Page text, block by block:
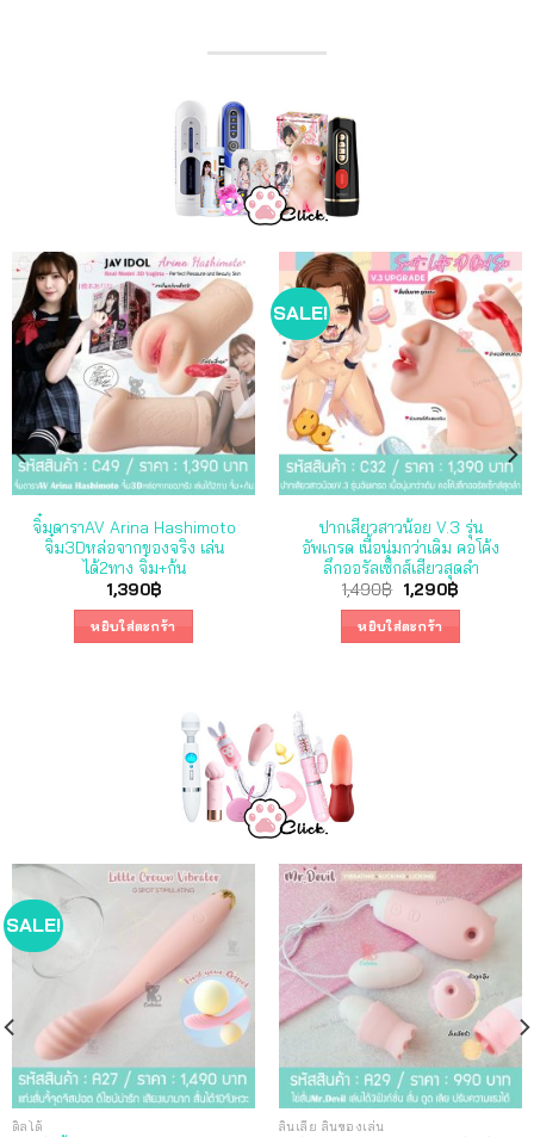
ไข่ชักว่าว รุ่นสาวฮอทร้อนแรง
ขนาดพกพา ซิลิโคนนุ่มมาก
590฿
หยิบใส่ตะกร้า
ปากโม้กสาวสวย ปากออรัลเซ็กส์
ซิลิโคนนิ่ม มีลิ้น
490฿
หยิบใส่ตะกร้า
SALE!
ดิลโด้ ลิ้นเลีย ลิ้นของเล่น